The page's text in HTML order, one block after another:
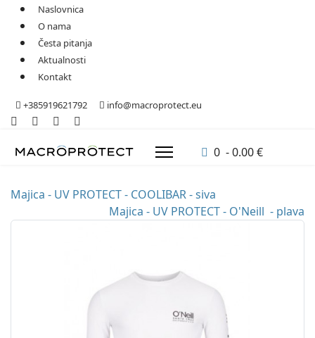
Naslovnica
O nama
Česta pitanja
Aktualnosti
Kontakt
+385919621792 info@macroprotect.eu
0 - 0.00 €
Majica - UV PROTECT - COOLIBAR - siva
Majica - UV PROTECT - O'Neill - plava